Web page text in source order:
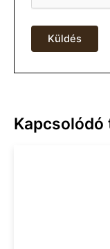
Kapcsolódó